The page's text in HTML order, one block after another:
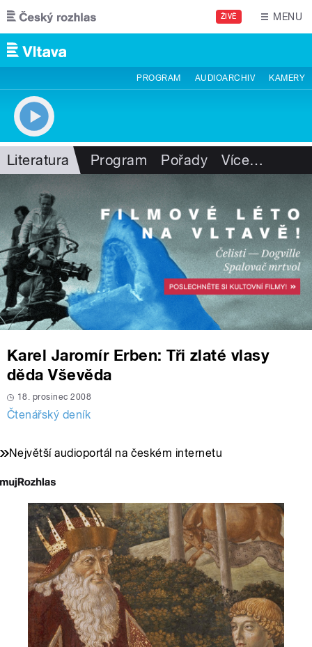
Přejít k hlavnímu obsahu
ŽIVĚ MENU
PROGRAM AUDIOARCHIV KAMERY
Literatura Program Pořady Více…
Karel Jaromír Erben: Tři zlaté vlasy
děda Vševěda
18. prosinec 2008
Čtenářský deník
Největší audioportál na českém internetu